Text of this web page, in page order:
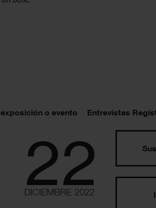
o evento Entrevistas
22
DICIEMBRE 2022